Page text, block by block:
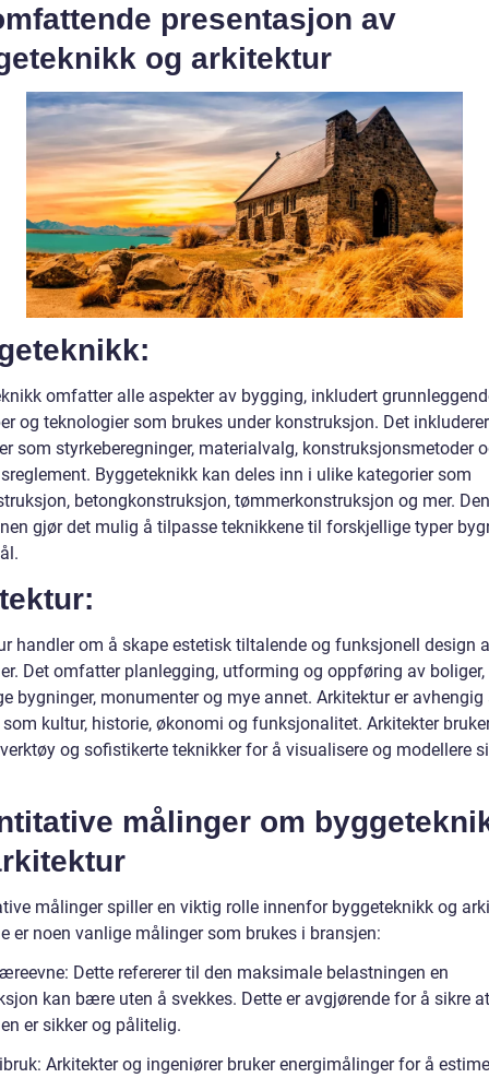
presentasjon av
og arkitektur
omfatter alle aspekter av bygging, inkludert
og teknologier som brukes under konstruksjon. Det
som styrkeberegninger, materialvalg, konstruksjonsmetoder
Byggeteknikk kan deles inn i ulike kategorier som
betongkonstruksjon, tømmerkonstruksjon og mer.
gjør det mulig å tilpasse teknikkene til forskjellige typer
handler om å skape estetisk tiltalende og funksjonell design
Det omfatter planlegging, utforming og oppføring av boliger,
bygninger, monumenter og mye annet. Arkitektur er avhengig
kultur, historie, økonomi og funksjonalitet. Arkitekter
og sofistikerte teknikker for å visualisere og modellere
målinger om
målinger spiller en viktig rolle innenfor byggeteknikk og
er noen vanlige målinger som brukes i bransjen:
Dette refererer til den maksimale belastningen en
kan bære uten å svekkes. Dette er avgjørende for å sikre at
er sikker og pålitelig.
Arkitekter og ingeniører bruker energimålinger for å